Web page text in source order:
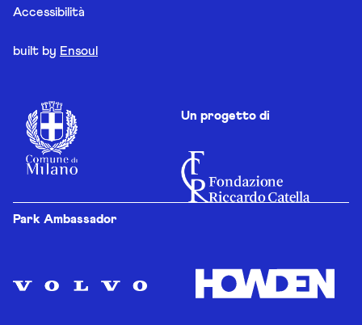
Accessibilità
built by Ensoul
Un progetto di
Park Ambassador